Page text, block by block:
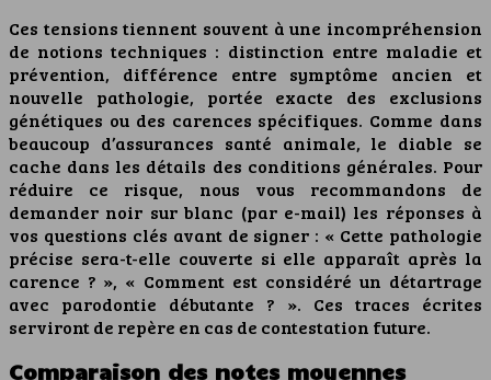
Ces tensions tiennent souvent à une incompréhension
de notions techniques : distinction entre maladie et
prévention, différence entre symptôme ancien et
nouvelle pathologie, portée exacte des exclusions
génétiques ou des carences spécifiques. Comme dans
beaucoup d’assurances santé animale, le diable se
cache dans les détails des conditions générales. Pour
réduire ce risque, nous vous recommandons de
demander noir sur blanc (par e-mail) les réponses à
vos questions clés avant de signer : « Cette pathologie
précise sera-t-elle couverte si elle apparaît après la
carence ? », « Comment est considéré un détartrage
avec parodontie débutante ? ». Ces traces écrites
serviront de repère en cas de contestation future.
Comparaison des notes moyennes